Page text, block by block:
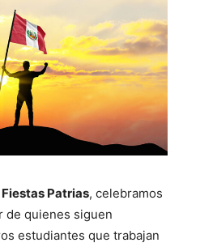
Fiestas Patrias, celebramos
de quienes siguen
estudiantes que trabajan